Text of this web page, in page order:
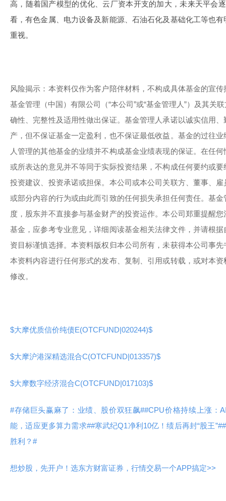
高，随着国产模型的优化、云厂资本开支的加大，未来天平会
看，有色金属、电力设备及新能源、石油石化及基础化工等也
重视。
风险揭示：本资料仅作为客户陪伴材料，不构成具体基金的宣
基金管理（中国）有限公司（“本公司”或“基金管理人”）及其关
确性、完整性及适用性做出保证。基金管理人承诺以诚实信用
产，但不保证基金一定盈利，也不保证最低收益。基金的过往
人管理的其他基金的业绩并不构成基金业绩表现的保证。在任
或所表达的意见并不等同于实际投资结果，不构成任何要约或
投资建议、投资承诺或担保。本公司或本公司关联方、董事、
或部分内容的行为或由此而引致的任何损失承担任何责任。基
度，股东并不直接参与基金财产的投资运作。本公司郑重提醒
基金，应参考专业意见，详细阅读基金相关法律文件，并请根
资目标谨慎选择。本资料版权归本公司所有，未获得本公司事
本资料内容进行任何形式的发布、复制、引用或转载，或对本
修改。
$大摩优质信价纯债E(OTCFUND|020244)$
$大摩沪港深精选混合C(OTCFUND|013357)$
$大摩数字经济混合C(OTCFUND|017103)$
#存储巨头赢麻了：业绩、股价双狂飙##CPU价格持续上涨：
能，适应更多算力需求##寒武纪Q1净利10亿！绩后再封“股王”#
胜利？#
想炒股，先开户！选东方财富证券，行情交易一个APP搞定>>